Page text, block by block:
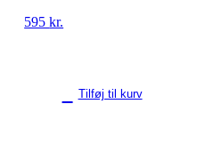
595kr.
Tilføj til kurv